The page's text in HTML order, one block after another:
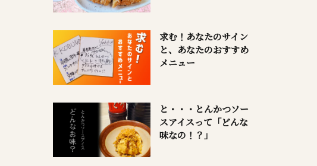
求む！あなたのサイン
と、あなたのおすすめ
メニュー
と・・・とんかつソー
スアイスって「どんな
味なの！？」